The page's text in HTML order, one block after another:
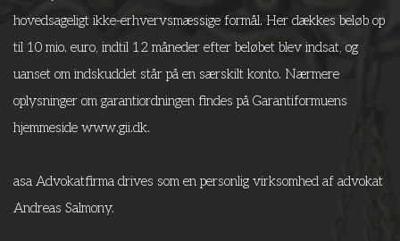
hovedsageligt ikke-erhvervsmæssige formål. Her dækkes beløb op
til 10 mio. euro, indtil 12 måneder efter beløbet blev indsat, og
uanset om indskuddet står på en særskilt konto. Nærmere
oplysninger om garantiordningen findes på Garantiformuens
hjemmeside www.gii.dk.
asa Advokatfirma drives som en personlig virksomhed af advokat
Andreas Salmony.